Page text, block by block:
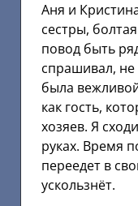
Аня и
сестры,
повод быть
спрашивал, не
была
как гость,
хозяев. Я
руках. Время
переедет в
ускользнёт.